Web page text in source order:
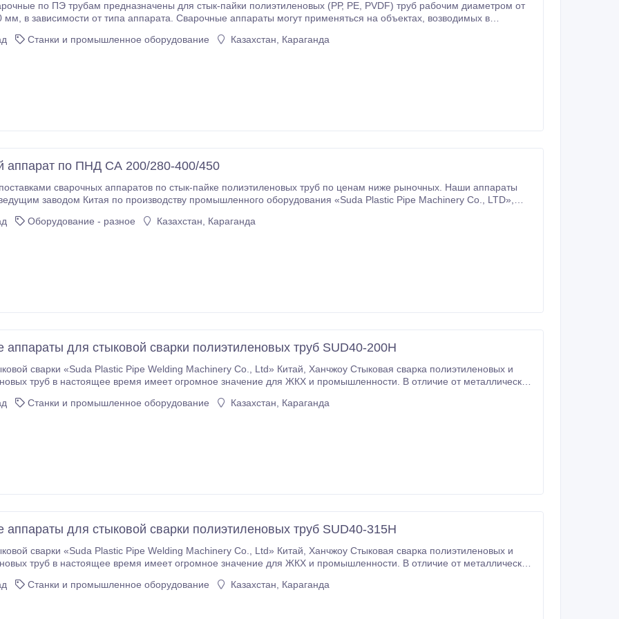
по ПЭ трубам предназначены для стык-пайки полиэтиленовых (РР, РЕ, PVDF) труб рабочим диаметром от
объектах, возводимых в
Станки и промышленное оборудование Казахстан, Караганда
аппарат по ПНД СА 200/280-400/450
аппаратов по стык-пайке полиэтиленовых труб по ценам ниже рыночных. Наши аппараты
заводом Китая по производству промышленного оборудования «Suda Plastic Pipe Machinery Co., LTD»,
соответствующими сертификатами.
Оборудование - разное Казахстан, Караганда
аппараты для стыковой сварки полиэтиленовых труб SUD40-200Н
«Suda Plastic Pipe Welding Machinery Co., Ltd» Китай, Ханчжоу Стыковая сварка полиэтиленовых и
труб в настоящее время имеет огромное значение для ЖКХ и промышленности. В отличие от металлических,
Станки и промышленное оборудование Казахстан, Караганда
аппараты для стыковой сварки полиэтиленовых труб SUD40-315Н
«Suda Plastic Pipe Welding Machinery Co., Ltd» Китай, Ханчжоу Стыковая сварка полиэтиленовых и
труб в настоящее время имеет огромное значение для ЖКХ и промышленности. В отличие от металлических,
Станки и промышленное оборудование Казахстан, Караганда